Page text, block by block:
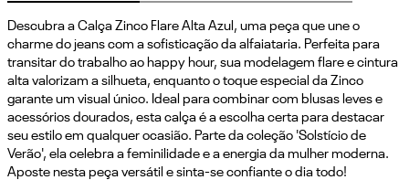
Descubra a Calça Zinco Flare Alta Azul, uma peça que une o
charme do jeans com a sofisticação da alfaiataria. Perfeita para
transitar do trabalho ao happy hour, sua modelagem flare e cintura
alta valorizam a silhueta, enquanto o toque especial da Zinco
garante um visual único. Ideal para combinar com blusas leves e
acessórios dourados, esta calça é a escolha certa para destacar
seu estilo em qualquer ocasião. Parte da coleção 'Solstício de
Verão', ela celebra a feminilidade e a energia da mulher moderna.
Aposte nesta peça versátil e sinta-se confiante o dia todo!